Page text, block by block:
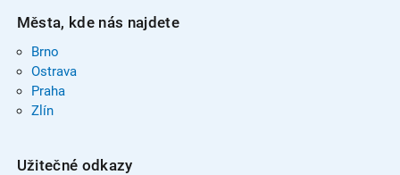
Města, kde nás najdete
Brno
Ostrava
Praha
Zlín
Užitečné odkazy